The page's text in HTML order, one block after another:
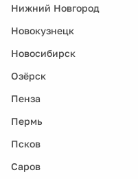
Нижний Новгород
Новокузнецк
Новосибирск
Озёрск
Пенза
Пермь
Псков
Саров